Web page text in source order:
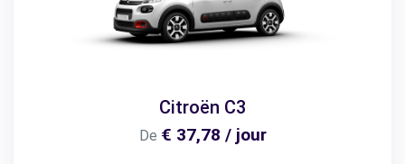
Citroën C3
De € 37,78 / jour